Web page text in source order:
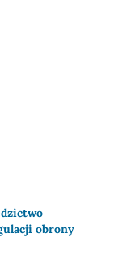
obrony